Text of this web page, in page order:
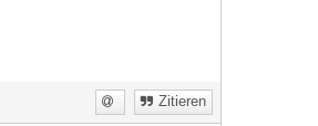
Zitieren